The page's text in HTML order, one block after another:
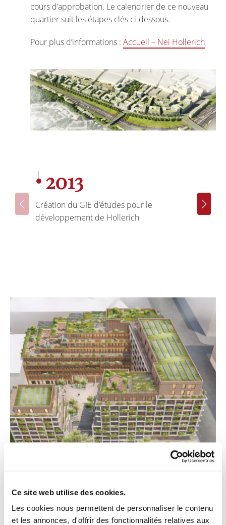
Ce site web utilise des cookies.
Les cookies nous permettent de personnaliser le contenu
et les annonces, d'offrir des fonctionnalités relatives aux
cours d’approbation. Le calendrier de ce nouveau
quartier suit les étapes clés ci-dessous.
Pour plus d’informations : Accueil – Nei Hollerich
2013
Création du GIE d’études pour le
développement de Hollerich
sites